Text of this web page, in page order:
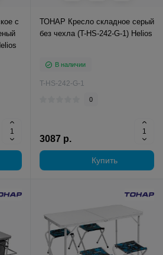
с
ТОНАР Кресло складное серый
без чехла (T-HS-242-G-1) Helios
В наличии
T-HS-242-G-1
0
3087 р.
Купить